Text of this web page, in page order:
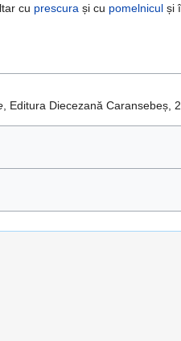
cu prescura și cu pomelnicul și
, Editura Diecezană Caransebeș,